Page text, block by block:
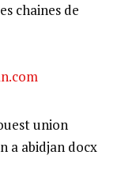
chaines de